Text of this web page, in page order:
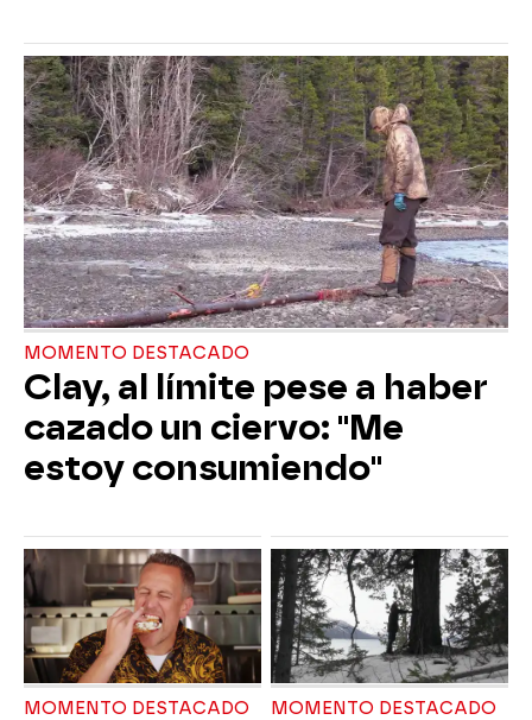
MOMENTO DESTACADO
Clay, al límite pese a haber
cazado un ciervo: "Me
estoy consumiendo"
MOMENTO DESTACADO MOMENTO DESTACADO